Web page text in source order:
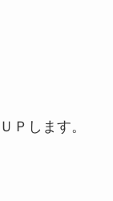
Ｐします。